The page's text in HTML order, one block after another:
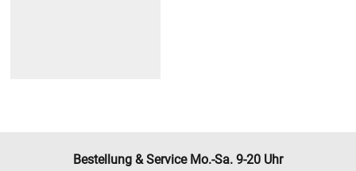
Bestellung & Service Mo.-Sa. 9-20 Uhr